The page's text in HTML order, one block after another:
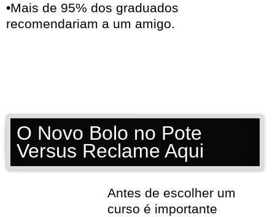
•Mais de 95% dos graduados
recomendariam a um amigo.
O Novo Bolo no Pote
Versus Reclame Aqui
Antes de escolher um
curso é importante